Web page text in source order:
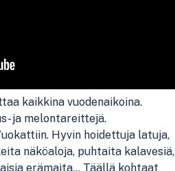
kaikkina vuodenaikoina.
ja melontareittejä.
Hyvin hoidettuja latuja,
näköaloja, puhtaita kalavesiä,
erämaita… Täällä kohtaat